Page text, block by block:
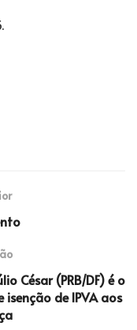
César (PRB/DF) é o
isenção de IPVA aos